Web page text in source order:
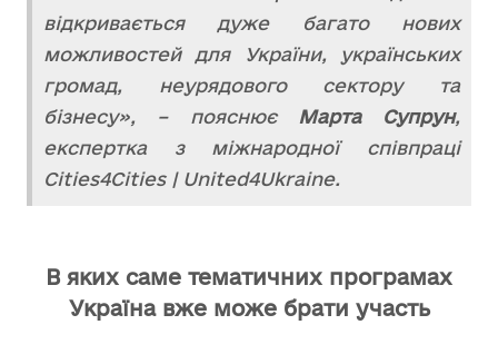
відкривається дуже багато нових
можливостей для України, українських
громад, неурядового сектору та
бізнесу», – пояснює
Марта Супрун,
експертка з міжнародної співпраці
Cities4Cities | United4Ukraine.
В яких саме тематичних програмах
Україна вже може брати участь